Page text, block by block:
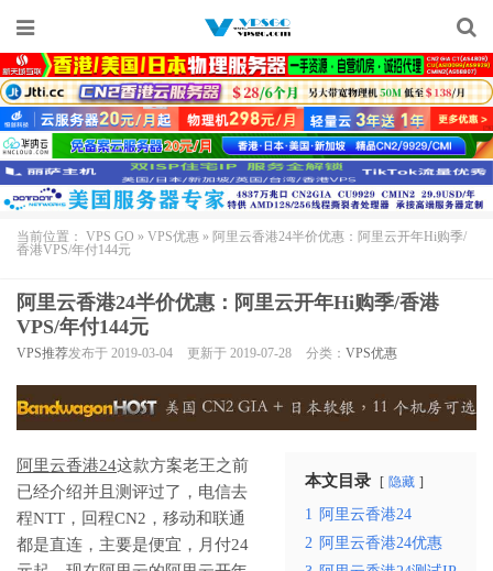
当前位置： VPS GO » VPS优惠 » 阿里云香港24半价优惠：阿里云开年Hi购季/
香港VPS/年付144元
阿里云香港24半价优惠：阿里云开年Hi购季/香港
VPS/年付144元
VPS推荐发布于 2019-03-04 更新于 2019-07-28 分类： VPS优惠
本文目录 隐藏
1 阿里云香港24
2 阿里云香港24优惠
阿里云香港24这款方案老王之前
已经介绍并且测评过了，电信去
程NTT，回程CN2，移动和联通
都是直连，主要是便宜，月付24